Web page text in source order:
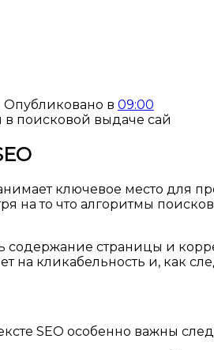
Опубликовано в 09:00
ключевое место для
на то что алгоритмы
страницы и
на кликабельность и, как
SEO особенно важны